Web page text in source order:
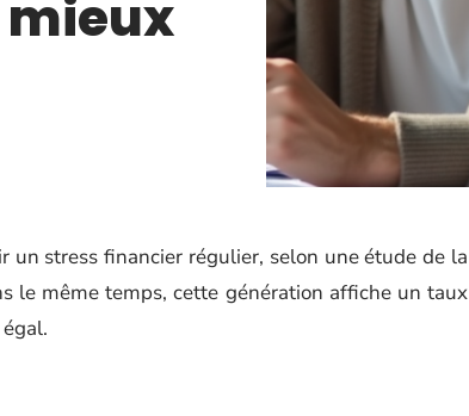
un stress financier régulier, selon une étude de la
le même temps, cette génération affiche un taux